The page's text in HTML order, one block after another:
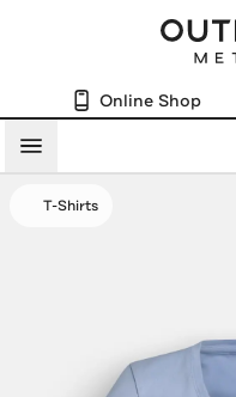
Online Shop
Menü
T-Shirts